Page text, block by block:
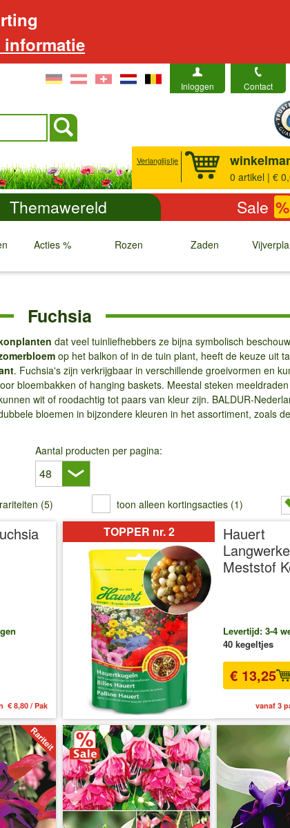
informatie
Inloggen Contact
Verlanglijstje
0 artikel | €
Themawereld Sale %
Acties %
↓
Rozen
↓
Zaden
↓ ↓
Fuchsia
dat veel tuinliefhebbers ze bijna symbolisch
op het balkon of in de tuin plant, heeft de keuze uit
. Fuchsia's zijn verkrijgbaar in verschillende groeivormen en
bloembakken of hanging baskets. Meestal steken
wit of roodachtig tot paars van kleur zijn. BALDUR-
bloemen in bijzondere kleuren in het assortiment, zoals
Aantal producten per pagina:
(5) toon alleen kortingsacties (1)
€ 8,80 / Pak
TOPPER nr. 2
Hauert
Meststof
Levertijd: 3-4
40 kegeltjes
€ 13,25
vanaf 3